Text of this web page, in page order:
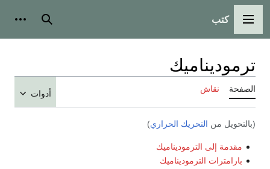
القائمة الرئيسية
كتب بحث
ترموديناميك
الصفحة نقاش أدوات
(بالتحويل من التحريك الحراري)
مقدمة إلى الترموديناميك
بارامترات الترموديناميك